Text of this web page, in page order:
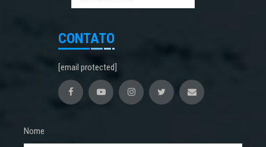
CONTATO
[email protected]
Nome